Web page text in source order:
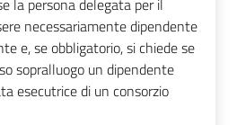
la persona delegata per il
necessariamente dipendente
e, se obbligatorio, si chiede se
sopralluogo un dipendente
esecutrice di un consorzio